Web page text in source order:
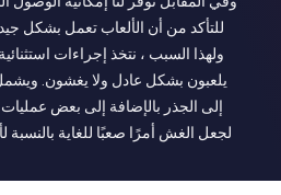
للتأكد من أن الألعاب تعمل بشكل
ولهذا السبب ، نتخذ إجراءات
يلعبون بشكل عادل ولا يغشون.
إلى الجذر بالإضافة إلى بعض
لجعل الغش أمرًا صعبًا للغاية بالنسبة